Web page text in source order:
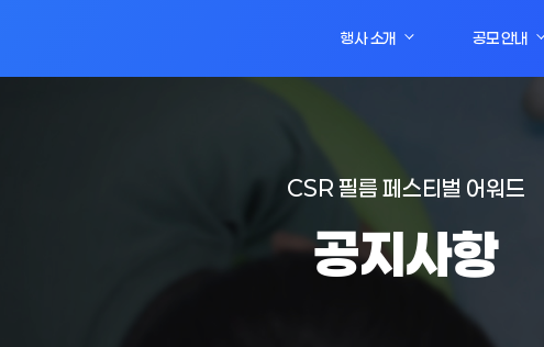
행사 소개 공모 안내
CSR 필름 페스티벌 어워드
공지사항